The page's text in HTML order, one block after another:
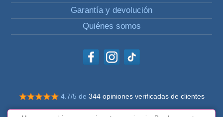
Garantía y devolución
Quiénes somos
4.7/5 de 344 opiniones verificadas de clientes